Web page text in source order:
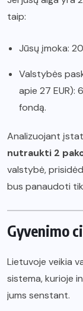
taip:
Jūsų įmoka:
Valstybės
apie 27 EUR):
fondą.
Analizuojant
nutraukti 2
valstybė,
bus panaudoti
Gyvenimo
Lietuvoje veikia
sistema, kurioje
jums senstant.